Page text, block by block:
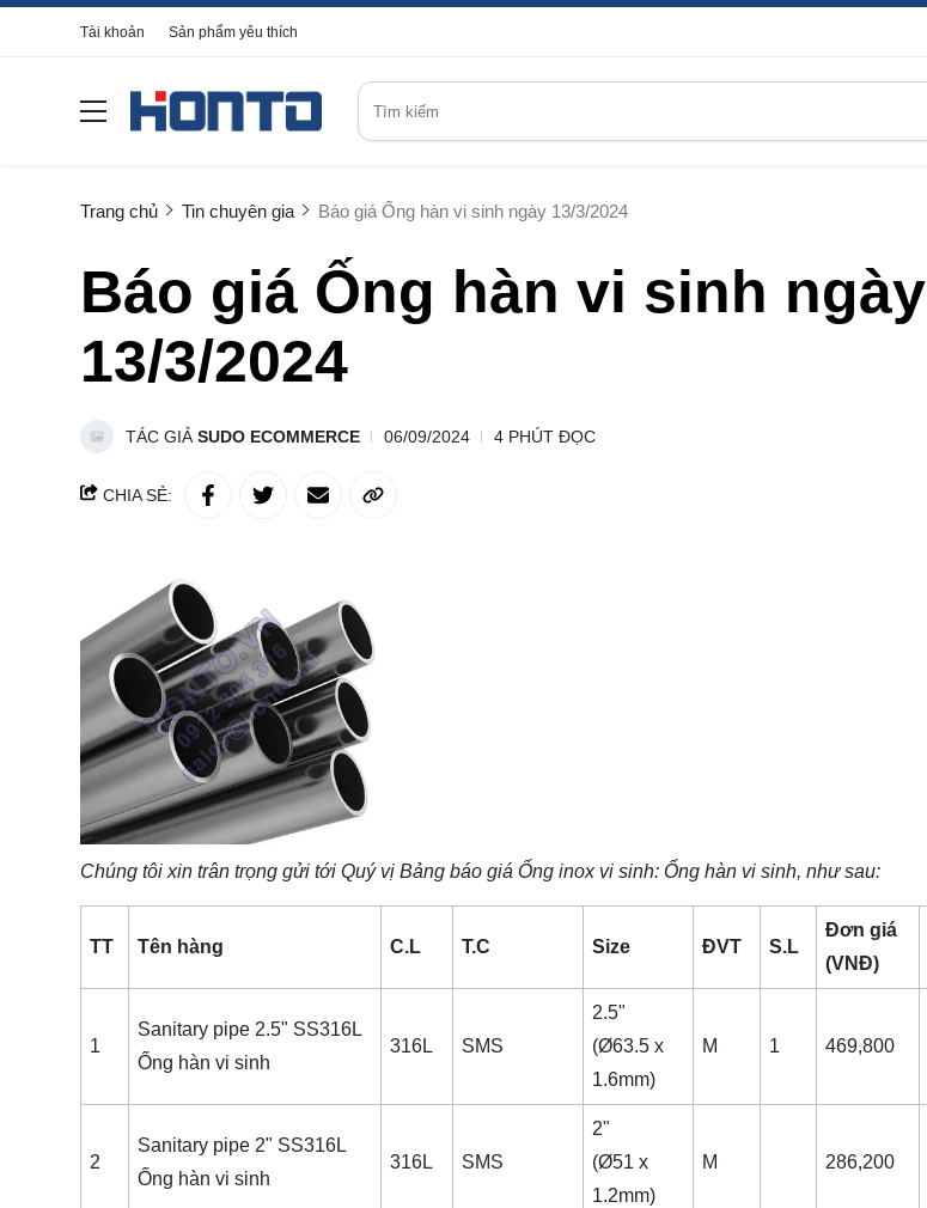
Tài khoản Sản phẩm yêu thích
Trang chủ Tin chuyên gia Báo giá Ống hàn vi sinh ngày 13/3/2024
Báo giá Ống hàn vi sinh ngày
13/3/2024
TÁC GIẢ SUDO ECOMMERCE 06/09/2024 4 PHÚT ĐỌC
CHIA SẺ:
Chúng tôi xin trân trọng gửi tới Quý vị Bảng báo giá Ống inox vi sinh: Ống hàn vi sinh, như sau:
TT Tên hàng C.L T.C Size ĐVT S.L
Đơn giá
(VNĐ)
1
Sanitary pipe 2.5" SS316L
Ống hàn vi sinh
316L SMS
2.5"
(Ø63.5 x
1.6mm)
M 1 469,800
2
Sanitary pipe 2" SS316L
Ống hàn vi sinh
316L SMS
2"
(Ø51 x
1.2mm)
M 286,200